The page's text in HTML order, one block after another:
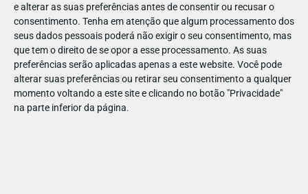
e alterar as suas preferências antes de consentir ou recusar o
consentimento. Tenha em atenção que algum processamento dos
seus dados pessoais poderá não exigir o seu consentimento, mas
que tem o direito de se opor a esse processamento. As suas
preferências serão aplicadas apenas a este website. Você pode
alterar suas preferências ou retirar seu consentimento a qualquer
momento voltando a este site e clicando no botão "Privacidade"
na parte inferior da página.
48823942801746